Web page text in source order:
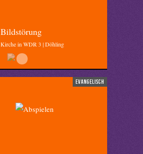
Bildstörung
Kirche in WDR 3 | Döhling
evangelisch